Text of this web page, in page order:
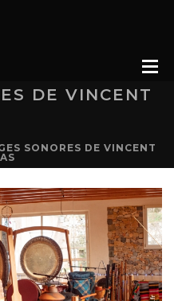
DE VINCENT
SONORES DE VINCENT